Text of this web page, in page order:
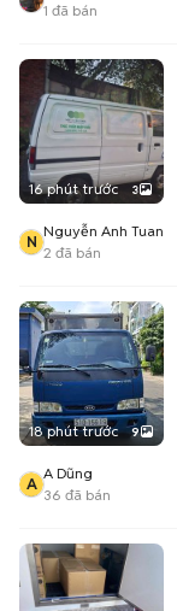
1 đã bán
16 phút trước 3
N
Nguyễn Anh Tuan
2 đã bán
18 phút trước 9
A
A Dũng
36 đã bán